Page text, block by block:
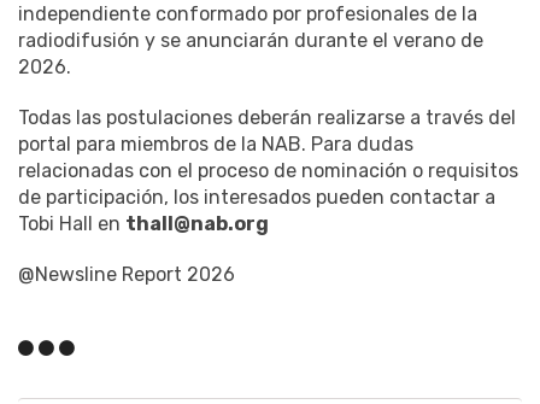
independiente conformado por profesionales de la
radiodifusión y se anunciarán durante el verano de
2026.
Todas las postulaciones deberán realizarse a través del
portal para miembros de la NAB. Para dudas
relacionadas con el proceso de nominación o requisitos
de participación, los interesados pueden contactar a
Tobi Hall en thall@nab.org
@Newsline Report 2026